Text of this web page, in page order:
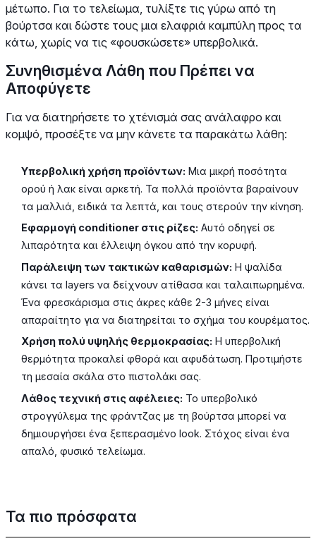
μέτωπο. Για το τελείωμα, τυλίξτε τις γύρω από τη
βούρτσα και δώστε τους μια ελαφριά καμπύλη προς τα
κάτω, χωρίς να τις «φουσκώσετε» υπερβολικά.
Συνηθισμένα Λάθη που Πρέπει να
Αποφύγετε
Για να διατηρήσετε το χτένισμά σας ανάλαφρο και
κομψό, προσέξτε να μην κάνετε τα παρακάτω λάθη:
Υπερβολική χρήση προϊόντων: Μια μικρή ποσότητα
ορού ή λακ είναι αρκετή. Τα πολλά προϊόντα βαραίνουν
τα μαλλιά, ειδικά τα λεπτά, και τους στερούν την κίνηση.
Εφαρμογή conditioner στις ρίζες: Αυτό οδηγεί σε
λιπαρότητα και έλλειψη όγκου από την κορυφή.
Παράλειψη των τακτικών καθαρισμών: Η ψαλίδα
κάνει τα layers να δείχνουν ατίθασα και ταλαιπωρημένα.
Ένα φρεσκάρισμα στις άκρες κάθε 2-3 μήνες είναι
απαραίτητο για να διατηρείται το σχήμα του κουρέματος.
Χρήση πολύ υψηλής θερμοκρασίας: Η υπερβολική
θερμότητα προκαλεί φθορά και αφυδάτωση. Προτιμήστε
τη μεσαία σκάλα στο πιστολάκι σας.
Λάθος τεχνική στις αφέλειες: Το υπερβολικό
στρογγύλεμα της φράντζας με τη βούρτσα μπορεί να
δημιουργήσει ένα ξεπερασμένο look. Στόχος είναι ένα
απαλό, φυσικό τελείωμα.
Τα πιο πρόσφατα